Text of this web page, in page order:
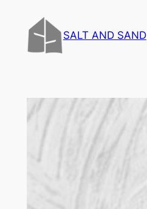
SALT AND SAND